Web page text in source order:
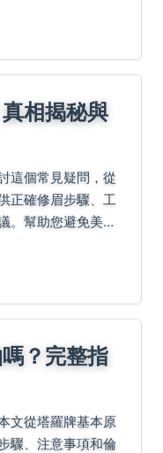
相揭秘與
這個常見疑問，從
正確修眉步驟、工
。幫助您避免美容
？完整指
文從塔羅牌基本原
驟、注意事項和倫